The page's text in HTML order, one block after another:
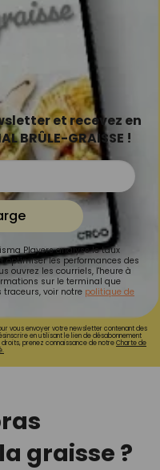
et recevez en
BRÛLE-GRAISSE !
Players analyse le taux
optimiser les performances des
ouvrez les courriels, l'heure à
sur le terminal que
traceurs, voir notre politique de
vous envoyer votre newsletter contenant des
en utilisant le lien de désabonnement
prenez connaissance de notreCharte de
graisse ?